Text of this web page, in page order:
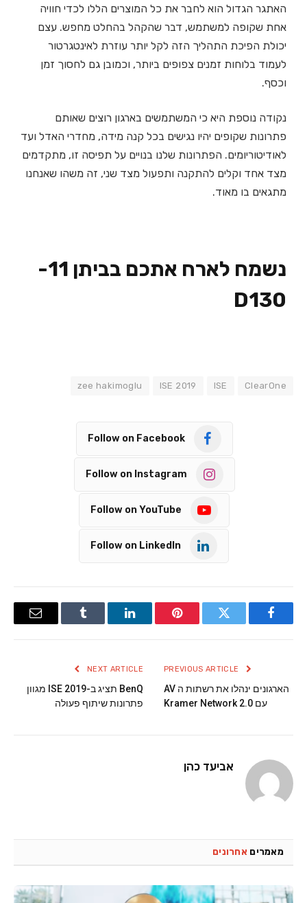
האתגר הגדול הוא לחבר את כל המוצרים הללו לכדי חוויה
אחת שקופה למשתמש, דבר שהקהל בהחלט מחפש. עצם
יכולת הפיכת התהליך הזה לקל יותר עוזרת לאינטגרטור
לעמוד בלוחות זמנים צפופים ביותר, וכמובן גם לחסוך זמן
וכסף.
נקודה נוספת היא כי המשתמשים בארגון רוצים שאותם
פתרונות שקופים יהיו נגישים בכל קנה מידה, מחדרי האדל ועד
לאודיטוריומים. הפתרונות שלנו בנויים על תפיסה זו, מתקדמים
מצד אחד וקלים להתקנה ותפעול מצד שני, זה משהו שאנחנו
מתגאים בו מאוד.
נשמח לארח אתכם בביתן 11-
D130
ClearOne
ISE
ISE 2019
zee hakimoglu
Follow on Facebook
Follow on Instagram
Follow on YouTube
Follow on LinkedIn
Facebook
Twitter
Pinterest
LinkedIn
Tumblr
Email
הארגונים ינהלו את רשתות ה AV
עם Kramer Network 2.0
NEXT ARTICLE
BenQ תציג ב-ISE 2019 מגוון
פתרונות שיתוף פעולה
אביעד כהן
מאמרים אחרונים